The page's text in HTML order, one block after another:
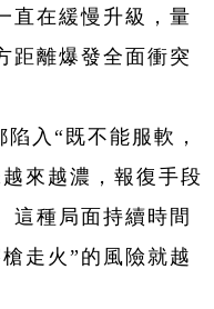
直在緩慢升級，量
距離爆發全面衝突
入“既不能服軟，
來越濃，報復手段
這種局面持續時間
走火”的風險就越